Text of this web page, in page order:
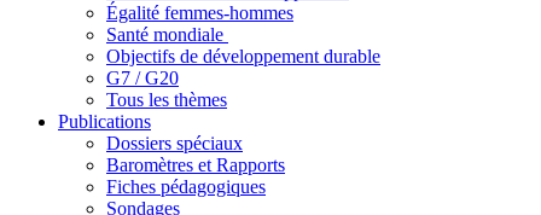
Égalité femmes-hommes
Santé mondiale
Objectifs de développement durable
G7 / G20
Tous les thèmes
Publications
Dossiers spéciaux
Baromètres et Rapports
Fiches pédagogiques
Sondages